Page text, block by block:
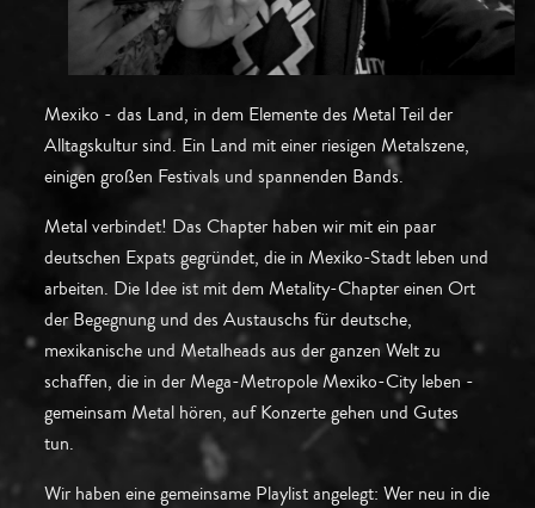
Mexiko - das Land, in dem Elemente des Metal Teil der
Alltagskultur sind. Ein Land mit einer riesigen Metalszene,
einigen großen Festivals und spannenden Bands.
Metal verbindet! Das Chapter haben wir mit ein paar
deutschen Expats gegründet, die in Mexiko-Stadt leben und
arbeiten. Die Idee ist mit dem Metality-Chapter einen Ort
der Begegnung und des Austauschs für deutsche,
mexikanische und Metalheads aus der ganzen Welt zu
schaffen, die in der Mega-Metropole Mexiko-City leben -
gemeinsam Metal hören, auf Konzerte gehen und Gutes
tun.
Wir haben eine gemeinsame Playlist angelegt: Wer neu in die